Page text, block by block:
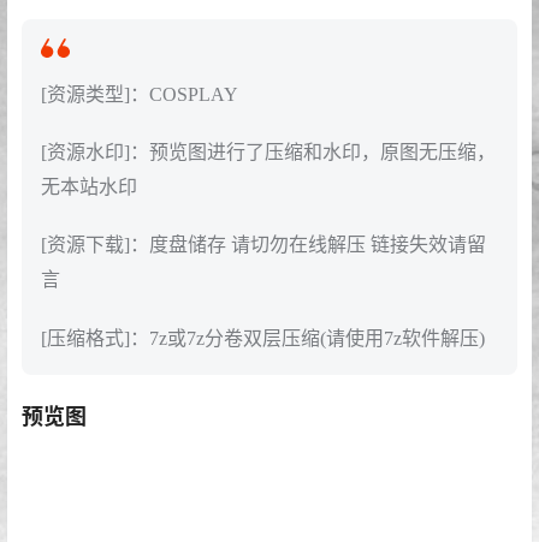
[资源类型]：COSPLAY
[资源水印]：预览图进行了压缩和水印，原图无压缩，
无本站水印
[资源下载]：度盘储存 请切勿在线解压 链接失效请留
言
[压缩格式]：7z或7z分卷双层压缩(请使用7z软件解压)
预览图